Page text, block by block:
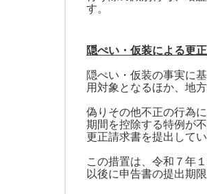
す。
隠ぺい・仮装による更
隠ぺい・仮装の事実に
用対象となるほか、地
偽りその他不正の行為
期間を控除する特例が
更正請求書を提出して
この措置は、令和７年
以後に申告書の提出期